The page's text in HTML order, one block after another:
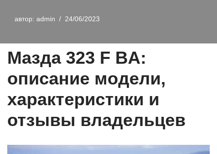
автор: admin 24/06/2023
Мазда 323 F BA:
описание модели,
характеристики и
отзывы владельцев